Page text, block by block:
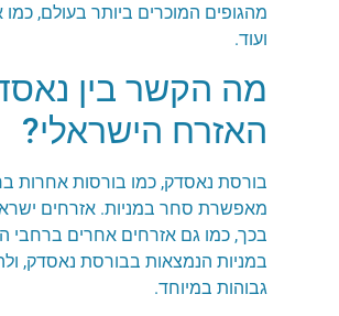
מהגופים המוכרים ביותר בעולם, כמו
ועוד.
מה הקשר בין
האזרח הישראלי?
בורסת נאסדק, כמו בורסות אחרות
מאפשרת סחר במניות. אזרחים
בכך, כמו גם אזרחים אחרים ברחבי
במניות הנמצאות בבורסת נאסדק,
גבוהות במיוחד.